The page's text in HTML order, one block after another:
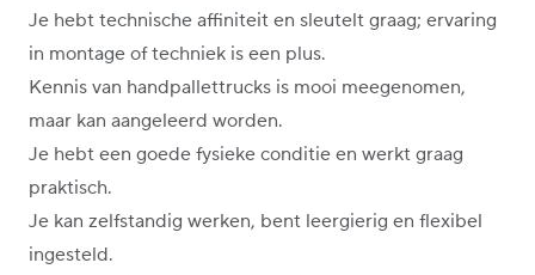
Je hebt technische affiniteit en sleutelt graag; ervaring
in montage of techniek is een plus.
Kennis van handpallettrucks is mooi meegenomen,
maar kan aangeleerd worden.
Je hebt een goede fysieke conditie en werkt graag
praktisch.
Je kan zelfstandig werken, bent leergierig en flexibel
ingesteld.